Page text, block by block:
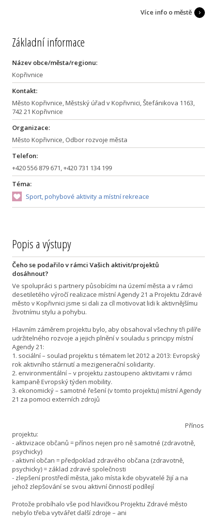
Více info o městě
Základní informace
Název obce/města/regionu:
Kopřivnice
Kontakt:
Město Kopřivnice, Městský úřad v Kopřivnici, Štefánikova 1163,
742 21 Kopřivnice
Organizace:
Město Kopřivnice, Odbor rozvoje města
Telefon:
+420 556 879 671, +420 731 134 199
Téma:
Sport, pohybové aktivity a místní rekreace
Popis a výstupy
Čeho se podařilo v rámci Vašich aktivit/projektů
dosáhnout?
Ve spolupráci s partnery působícími na území města a v rámci
desetiletého výročí realizace místní Agendy 21 a Projektu Zdravé
město v Kopřivnici jsme si dali za cíl motivovat lidi k aktivnějšímu
životnímu stylu a pohybu.
Hlavním záměrem projektu bylo, aby obsahoval všechny tři pilíře
udržitelného rozvoje a jejich plnění v souladu s principy místní
Agendy 21:
1. sociální – soulad projektu s tématem let 2012 a 2013: Evropský
rok aktivního stárnutí a mezigenerační solidarity.
2. environmentální – v projektu zastoupeno aktivitami v rámci
kampaně Evropský týden mobility.
3. ekonomický – samotné řešení (v tomto projektu) místní Agendy
21 za pomoci externích zdrojů
Přínos
projektu:
- aktivizace občanů = přínos nejen pro ně samotné (zdravotně,
psychicky)
- aktivní občan = předpoklad zdravého občana (zdravotně,
psychicky) = základ zdravé společnosti
- zlepšení prostředí města, jako místa kde obyvatelé žijí a na
jehož zlepšování se svou aktivní činností podílejí
Protože probíhalo vše pod hlavičkou Projektu Zdravé město
nebylo třeba vytvářet další zdroje – ani